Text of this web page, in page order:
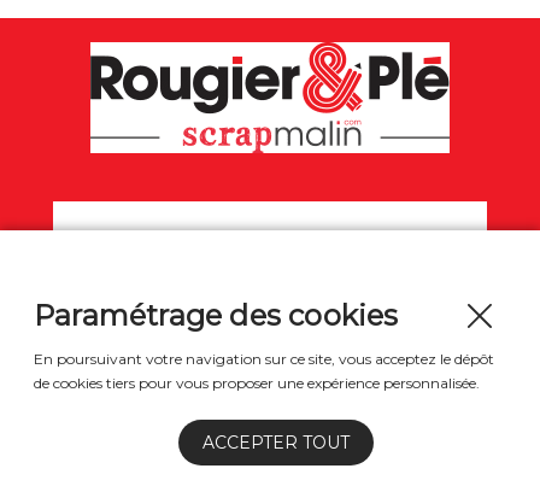
Contact
Paramétrage des cookies
En poursuivant votre navigation sur ce site, vous acceptez le dépôt
de cookies tiers pour vous proposer une expérience personnalisée.
ACCEPTER TOUT